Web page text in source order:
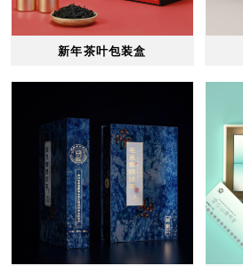
新年茶叶包装盒